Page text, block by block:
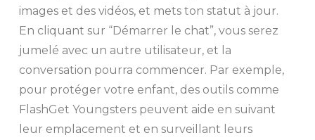
images et des vidéos, et mets ton statut à jour.
En cliquant sur “Démarrer le chat”, vous serez
jumelé avec un autre utilisateur, et la
conversation pourra commencer. Par exemple,
pour protéger votre enfant, des outils comme
FlashGet Youngsters peuvent aide en suivant
leur emplacement et en surveillant leurs